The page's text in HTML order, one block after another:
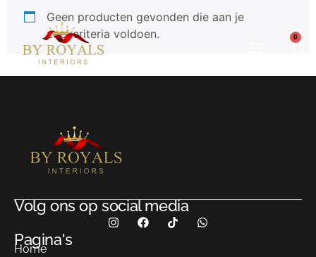
0
Geen producten gevonden die aan je
zoekcriteria voldoen.
Volg ons op social media
Pagina's
Home